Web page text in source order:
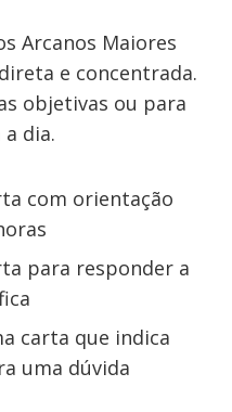
Arcanos Maiores
e concentrada.
objetivas ou para
dia.
com orientação
para responder a
carta que indica
uma dúvida